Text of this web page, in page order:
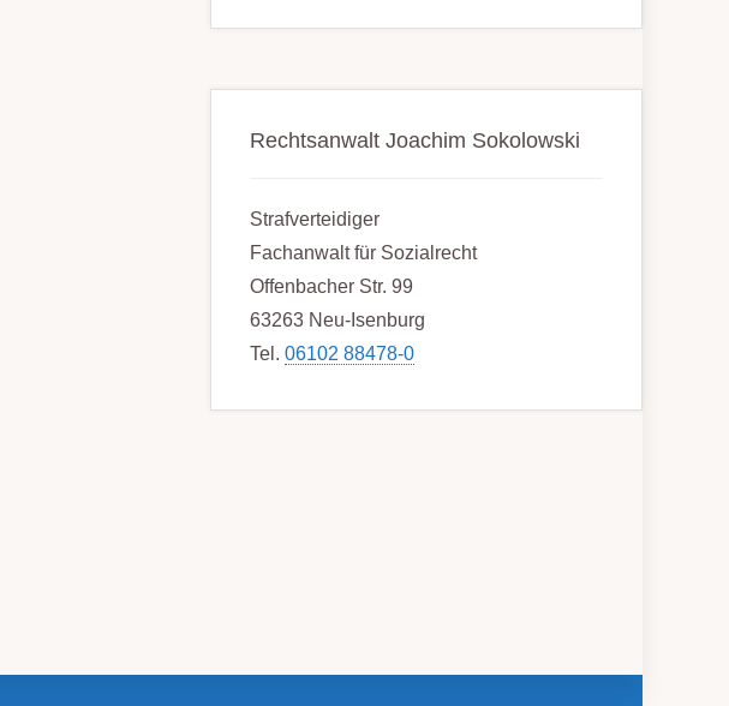
Rechtsanwalt Joachim Sokolowski
Strafverteidiger
Fachanwalt für Sozialrecht
Offenbacher Str. 99
63263 Neu-Isenburg
Tel. 06102 88478-0